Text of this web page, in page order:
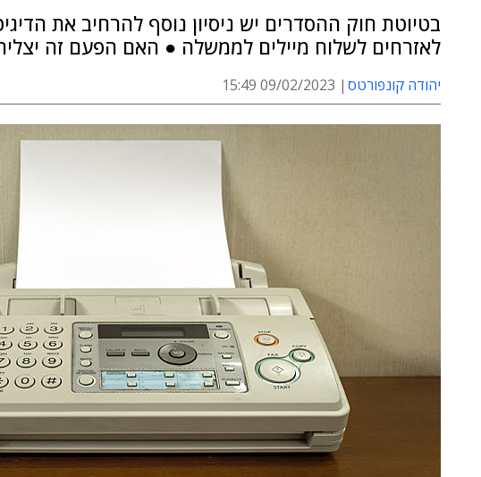
בטיוטת חוק ההסדרים יש ניסיון נוסף להרחיב את
לאזרחים לשלוח מיילים לממשלה ● האם הפעם זה
יהודה קונפורטס 09/02/2023 15:49